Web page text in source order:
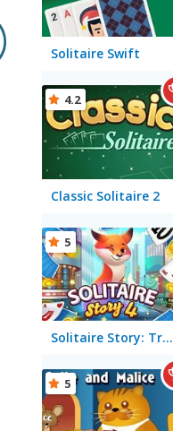
Solitaire Swift
Classic Solitaire 2
4.2
Solitaire Story: TriPeaks 4
5
5